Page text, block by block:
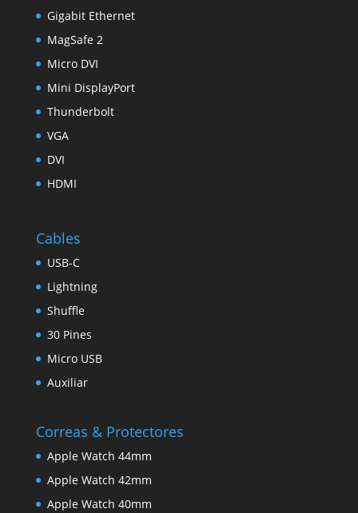
Gigabit Ethernet
MagSafe 2
Micro DVI
Mini DisplayPort
Thunderbolt
VGA
DVI
HDMI
Cables
USB-C
Lightning
Shuffle
30 Pines
Micro USB
Auxiliar
Correas & Protectores
Apple Watch 44mm
Apple Watch 42mm
Apple Watch 40mm